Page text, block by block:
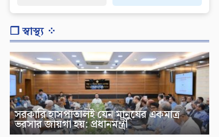
❐ স্বাস্থ্য ⁘
সরকারি হাসপাতালই যেন মানুষের একমাত্র
ভরসার জায়গা হয়: প্রধানমন্ত্রী